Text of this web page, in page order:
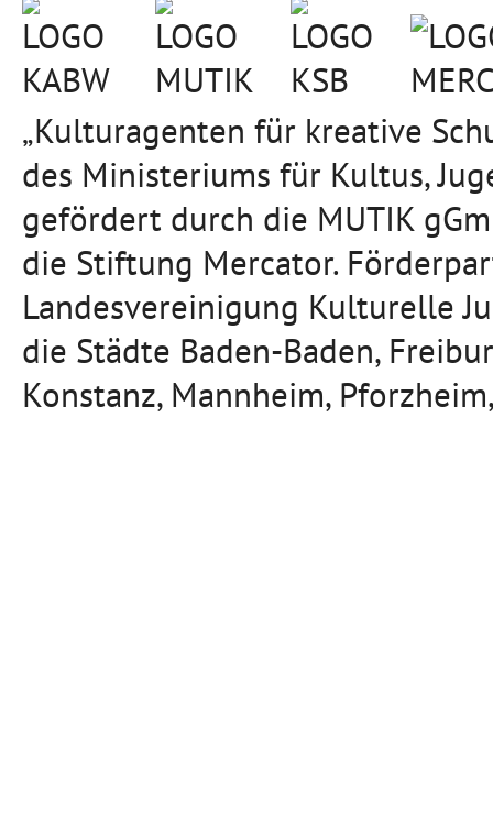
„Kulturagenten für kreative
des Ministeriums für Kultus,
gefördert durch die MUTIK
die Stiftung Mercator.
Landesvereinigung Kulturelle
die Städte Baden-Baden,
Konstanz, Mannheim,